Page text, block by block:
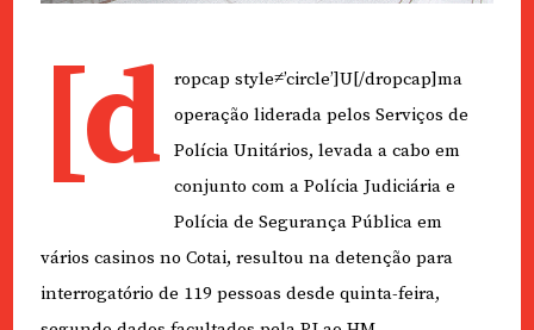
[d
ropcap style≠’circle’]U[/dropcap]ma
operação liderada pelos Serviços de
Polícia Unitários, levada a cabo em
conjunto com a Polícia Judiciária e
Polícia de Segurança Pública em
vários casinos no Cotai, resultou na detenção para
interrogatório de 119 pessoas desde quinta-feira,